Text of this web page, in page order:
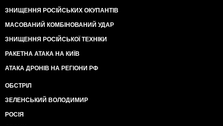
ЗНИЩЕННЯ РОСІЙСЬКИХ ОКУПАНТІВ
МАСОВАНИЙ КОМБІНОВАНИЙ УДАР
ЗНИЩЕННЯ РОСІЙСЬКОЇ ТЕХНІКИ
РАКЕТНА АТАКА НА КИЇВ
АТАКА ДРОНІВ НА РЕГІОНИ РФ
ОБСТРІЛ
ЗЕЛЕНСЬКИЙ ВОЛОДИМИР
РОСІЯ